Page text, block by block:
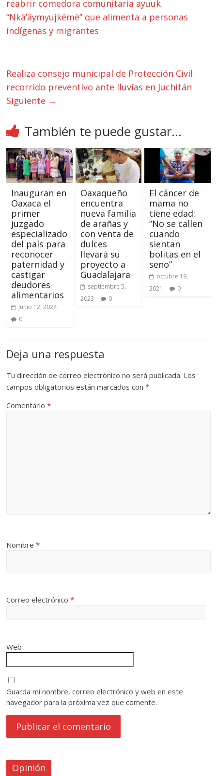
reabrir comedora comunitaria ayuuk
“Nkä’äymyujkëmë” que alimenta a personas
indígenas y migrantes
Realiza consejo municipal de Protección Civil
recorrido preventivo ante lluvias en Juchitán
Siguiente →
También te puede gustar...
Inauguran en
Oaxaca el
primer
juzgado
especializado
del país para
reconocer
paternidad y
castigar
deudores
alimentarios
junio 12, 2024
0
Oaxaqueño
encuentra
nueva familia
de arañas y
con venta de
dulces
llevará su
proyecto a
Guadalajara
septiembre 5,
2023
0
El cáncer de
mama no
tiene edad:
“No se callen
cuando
sientan
bolitas en el
seno”
octubre 19,
2021
0
Deja una respuesta
Tu dirección de correo electrónico no será publicada. Los
campos obligatorios están marcados con*
Comentario*
Nombre*
Correo electrónico*
Web
Guarda mi nombre, correo electrónico y web en este
navegador para la próxima vez que comente.
Opinión